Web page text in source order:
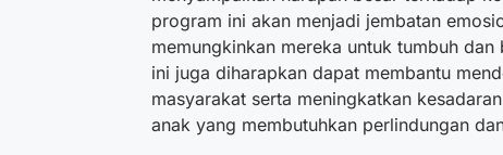
program ini akan menjadi jembatan
memungkinkan mereka untuk tumbuh
ini juga diharapkan dapat membantu
masyarakat serta meningkatkan
anak yang membutuhkan perlindungan